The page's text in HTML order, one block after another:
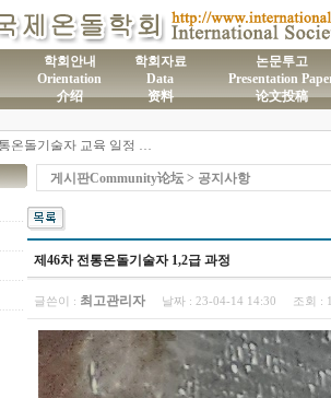
학회안내
Orientation
介绍
학회자료
Data
资料
논문투고
Presentation
论文投稿
2026년도 전통온돌기술자 교육 일정 안내
제61차 전통온돌기술자 1,2급 교육과정 모집
제59차 전통온돌기술자 1,2급 교육과정 모집 안내
제58차 전통온돌기술자 1,2급 교육과정 모집
게시판Community论坛 > 공지사항
제46차 전통온돌기술자 1,2급 과정
글쓴이 : 최고관리자 날짜 : 23-04-14 14:30 조회 :